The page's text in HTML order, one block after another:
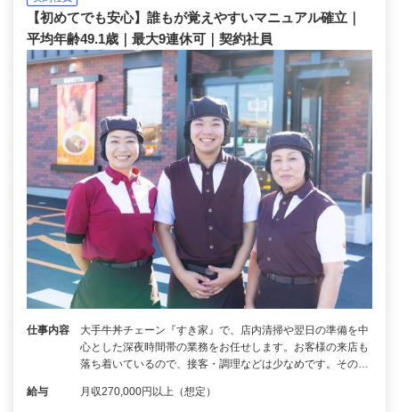
【初めてでも安心】誰もが覚えやすいマニュアル確立｜
平均年齢49.1歳｜最大9連休可｜契約社員
仕事内容
大手牛丼チェーン『すき家』で、店内清掃や翌日の準備を中
心とした深夜時間帯の業務をお任せします。お客様の来店も
落ち着いているので、接客・調理などは少なめです。その…
給与 月収270,000円以上（想定）